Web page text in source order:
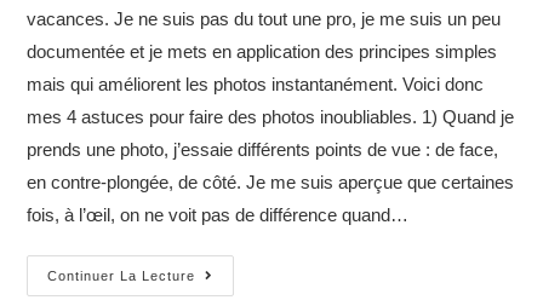
vacances. Je ne suis pas du tout une pro, je me suis un peu
documentée et je mets en application des principes simples
mais qui améliorent les photos instantanément. Voici donc
mes 4 astuces pour faire des photos inoubliables. 1) Quand je
prends une photo, j’essaie différents points de vue : de face,
en contre-plongée, de côté. Je me suis aperçue que certaines
fois, à l’œil, on ne voit pas de différence quand…
Continuer La Lecture